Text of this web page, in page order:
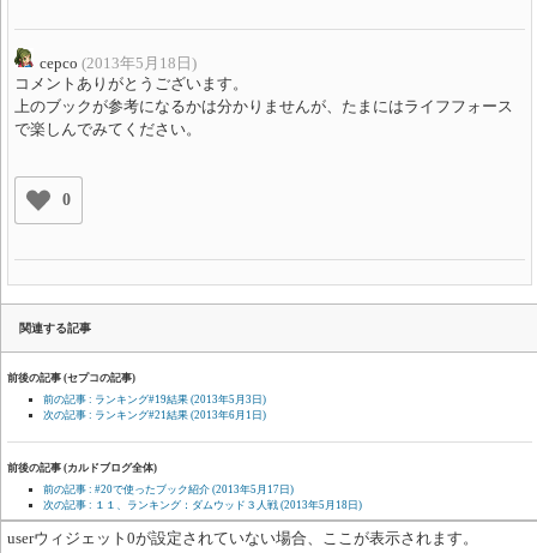
cepco (2013年5月18日)
コメントありがとうございます。
上のブックが参考になるかは分かりませんが、たまにはライフフォース
で楽しんでみてください。
0
関連する記事
前後の記事 (セプコの記事)
前の記事 : ランキング#19結果 (2013年5月3日)
次の記事 : ランキング#21結果 (2013年6月1日)
前後の記事 (カルドブログ全体)
前の記事 : #20で使ったブック紹介 (2013年5月17日)
次の記事 : １１、ランキング：ダムウッド３人戦 (2013年5月18日)
userウィジェット0が設定されていない場合、ここが表示されます。